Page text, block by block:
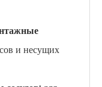
и несущих